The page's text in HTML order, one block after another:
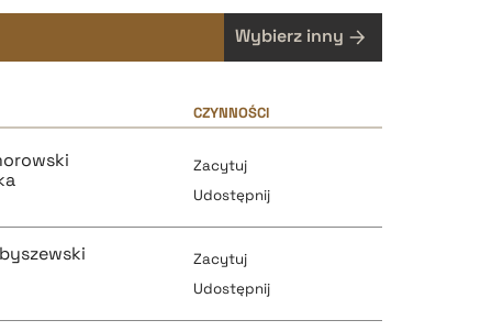
Wybierz inny
CZYNNOŚCI
Zacytuj
Udostępnij
Zacytuj
Udostępnij